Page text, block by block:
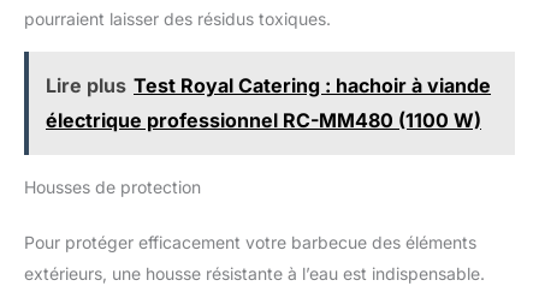
pourraient laisser des résidus toxiques.
Lire plus Test Royal Catering : hachoir à viande
électrique professionnel RC-MM480 (1100 W)
Housses de protection
Pour protéger efficacement votre barbecue des éléments
extérieurs, une housse résistante à l’eau est indispensable.